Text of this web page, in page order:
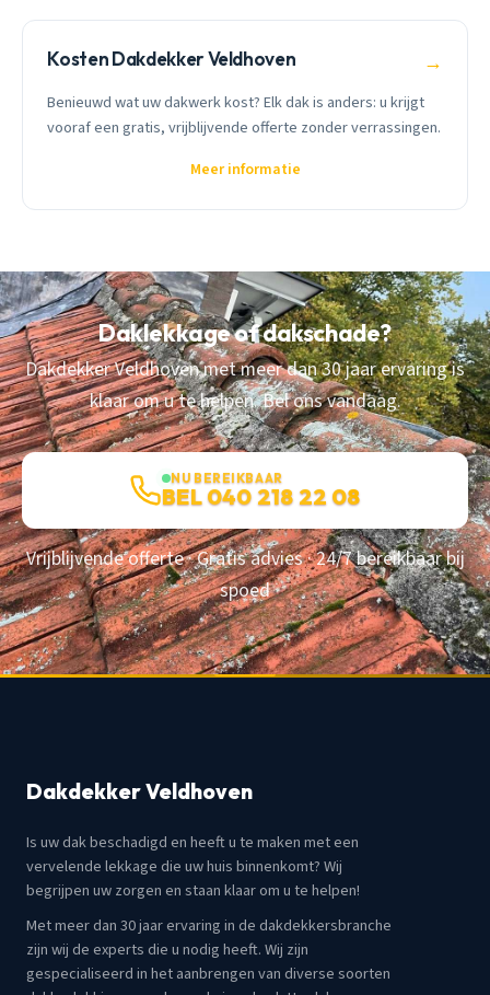
Kosten Dakdekker Veldhoven →
Benieuwd wat uw dakwerk kost? Elk dak is anders: u krijgt
vooraf een gratis, vrijblijvende offerte zonder verrassingen.
Meer informatie
Daklekkage of dakschade?
Dakdekker Veldhoven met meer dan 30 jaar ervaring is
klaar om u te helpen. Bel ons vandaag.
NU BEREIKBAAR
BEL 040 218 22 08
Vrijblijvende offerte · Gratis advies · 24/7 bereikbaar bij
spoed
Dakdekker Veldhoven
Is uw dak beschadigd en heeft u te maken met een
vervelende lekkage die uw huis binnenkomt? Wij
begrijpen uw zorgen en staan klaar om u te helpen!
Met meer dan 30 jaar ervaring in de dakdekkersbranche
zijn wij de experts die u nodig heeft. Wij zijn
gespecialiseerd in het aanbrengen van diverse soorten